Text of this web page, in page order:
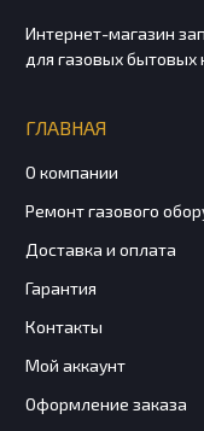
Интернет-магазин
для газовых бытовых
ГЛАВНАЯ
О компании
Ремонт газового
Доставка и оплата
Гарантия
Контакты
Мой аккаунт
Оформление заказа